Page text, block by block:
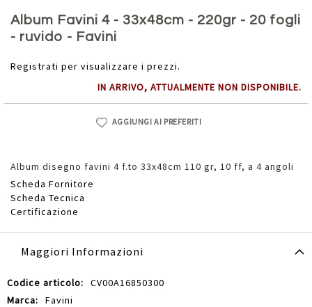
Album Favini 4 - 33x48cm - 220gr - 20 fogli
- ruvido - Favini
Registrati per visualizzare i prezzi.
IN ARRIVO, ATTUALMENTE NON DISPONIBILE.
AGGIUNGI AI PREFERITI
Album disegno favini 4 f.to 33x48cm 110 gr, 10 ff, a 4 angoli
Scheda Fornitore
Scheda Tecnica
Certificazione
all'inizio
della
galleria
immagini
Maggiori Informazioni
Maggiori
Informazioni
CV00A16850300
Favini